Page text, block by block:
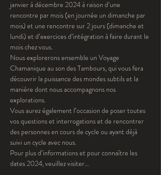
janvier à décembre 2024 à raison d’une
rencontre par mois (en journée un dimanche par
mois) et une rencontre sur 2 jours (dimanche et
lundi) et d’exercices d’intégration à faire durant le
mois chez vous.
Nous explorerons ensemble un Voyage
Chamanique au son des Tambours, qui vous fera
découvrir la puissance des mondes subtils et la
manière dont nous accompagnons nos
explorations.
Vous aurez également l’occasion de poser toutes
vos questions et interrogations et de rencontrer
des personnes en cours de cycle ou ayant déjà
suivi un cycle avec nous.
Pour plus d’informations et pour connaître les
dates 2024, veuillez visiter…